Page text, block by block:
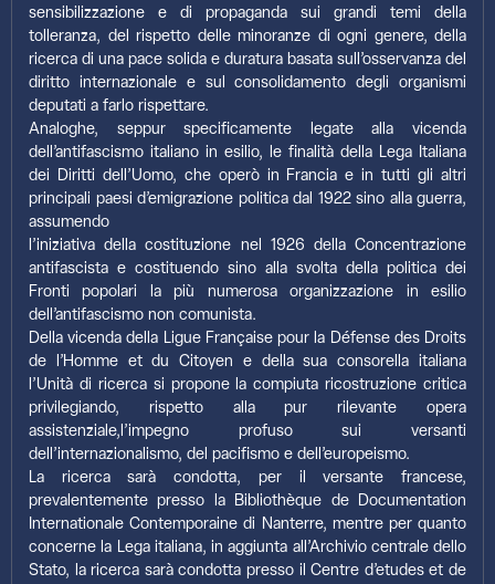
sensibilizzazione e di propaganda sui grandi temi della
tolleranza, del rispetto delle minoranze di ogni genere, della
ricerca di una pace solida e duratura basata sull’osservanza del
diritto internazionale e sul consolidamento degli organismi
deputati a farlo rispettare.
Analoghe, seppur specificamente legate alla vicenda
dell’antifascismo italiano in esilio, le finalità della Lega Italiana
dei Diritti dell’Uomo, che operò in Francia e in tutti gli altri
principali paesi d’emigrazione politica dal 1922 sino alla guerra,
assumendo
l’iniziativa della costituzione nel 1926 della Concentrazione
antifascista e costituendo sino alla svolta della politica dei
Fronti popolari la più numerosa organizzazione in esilio
dell’antifascismo non comunista.
Della vicenda della Ligue Française pour la Défense des Droits
de l’Homme et du Citoyen e della sua consorella italiana
l’Unità di ricerca si propone la compiuta ricostruzione critica
privilegiando, rispetto alla pur rilevante opera
assistenziale,l’impegno profuso sui versanti
dell’internazionalismo, del pacifismo e dell’europeismo.
La ricerca sarà condotta, per il versante francese,
prevalentemente presso la Bibliothèque de Documentation
Internationale Contemporaine di Nanterre, mentre per quanto
concerne la Lega italiana, in aggiunta all’Archivio centrale dello
Stato, la ricerca sarà condotta presso il Centre d’etudes et de